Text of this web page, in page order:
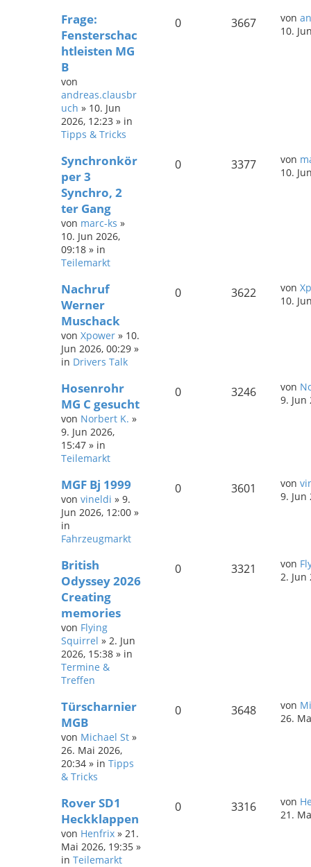
Frage:
Fensterschac
htleisten MG
B
von
andreas.clausbr
uch » 10. Jun
2026, 12:23 » in
Tipps & Tricks
0 3667 von
10.
Synchronkör
per 3
Synchro, 2
ter Gang
von marc-ks »
10. Jun 2026,
09:18 » in
Teilemarkt
0 3377 von
10.
Nachruf
Werner
Muschack
von Xpower » 10.
Jun 2026, 00:29 »
in Drivers Talk
0 3622 von
10.
Hosenrohr
MG C gesucht
von Norbert K. »
9. Jun 2026,
15:47 » in
Teilemarkt
0 3246 von
9. Jun
MGF Bj 1999
von vineldi » 9.
Jun 2026, 12:00 »
in
Fahrzeugmarkt
0 3601 von
9. Jun
British
Odyssey 2026
Creating
memories
von Flying
Squirrel » 2. Jun
2026, 15:38 » in
Termine &
Treffen
0 3321 von
2. Jun
Türscharnier
MGB
von Michael St »
26. Mai 2026,
20:34 » in Tipps
& Tricks
0 3648 von
26.
Rover SD1
Heckklappen
von Henfrix » 21.
Mai 2026, 19:35 »
in Teilemarkt
0 3316 von
21.